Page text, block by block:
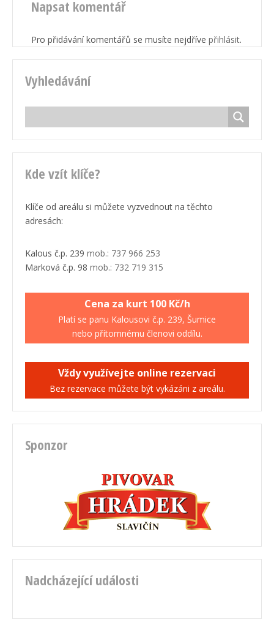
Napsat komentář
Pro přidávání komentářů se musíte nejdříve přihlásit.
Vyhledávání
Kde vzít klíče?
Klíče od areálu si můžete vyzvednout na těchto
adresách:
Kalous č.p. 239 mob.: 737 966 253
Marková č.p. 98 mob.: 732 719 315
Cena za kurt 100 Kč/h
Platí se panu Kalousovi č.p. 239, Šumice
nebo přítomnému členovi oddílu.
Vždy využívejte online rezervaci
Bez rezervace můžete být vykázáni z areálu.
Sponzor
Nadcházející události